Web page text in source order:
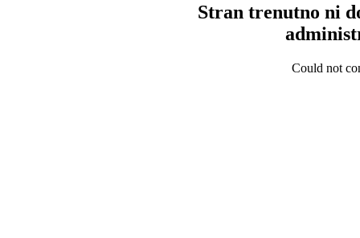
Stran trenutno ni
Could not